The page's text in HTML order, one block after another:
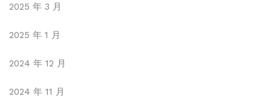
2025 年 3 月
2025 年 1 月
2024 年 12 月
2024 年 11 月